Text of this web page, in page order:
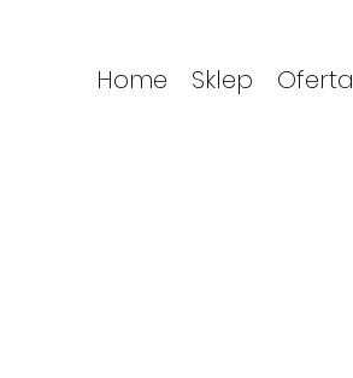
Home Sklep Oferta